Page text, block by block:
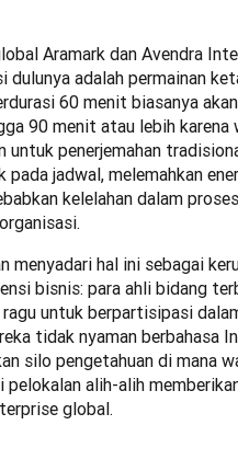
Aramark dan Avendra
dulunya adalah permainan
60 menit biasanya
90 menit atau lebih karena
untuk penerjemahan
pada jadwal, melemahkan
kelelahan dalam
menyadari hal ini sebagai
bisnis: para ahli bidang
ragu untuk berpartisipasi
tidak nyaman berbahasa
silo pengetahuan di mana
pelokalan alih-alih
global.